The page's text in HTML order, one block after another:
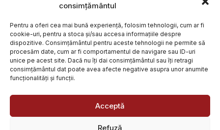
consimțământul
Pentru a oferi cea mai bună experiență, folosim tehnologii, cum ar fi
cookie-uri, pentru a stoca și/sau accesa informațiile despre
dispozitive. Consimțământul pentru aceste tehnologii ne permite să
procesăm date, cum ar fi comportamentul de navigare sau ID-uri
unice pe acest site. Dacă nu îți dai consimțământul sau îți retragi
consimțământul dat poate avea afecte negative asupra unor anumite
funcționalități și funcții.
Acceptă
Refuză
@ Librăria Arcana. Toate drepturile rezervate. Site creat de